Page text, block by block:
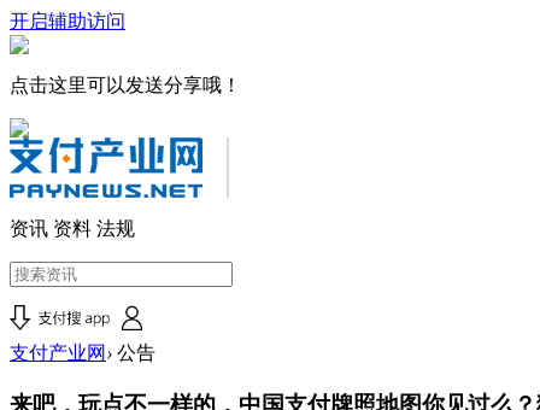
开启辅助访问
点击这里可以发送分享哦！
资讯 资料 法规
支付产业网 › 公告
来吧，玩点不一样的，中国支付牌照地图你见过么